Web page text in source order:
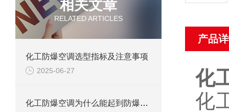
相关文章
RELATED ARTICLES
化工防爆空调选型指标及注意事项
2025-06-27
化工防爆空调为什么能起到防爆作用？
产品
化
化